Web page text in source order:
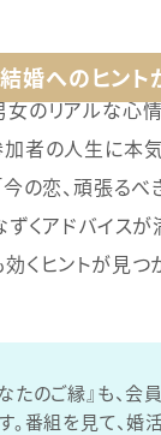
婚へのヒント
のリアルな心
者の人生に本
の恋、頑張る
くアドバイスが
くヒントが見
たのご縁』も、
。番組を見て、